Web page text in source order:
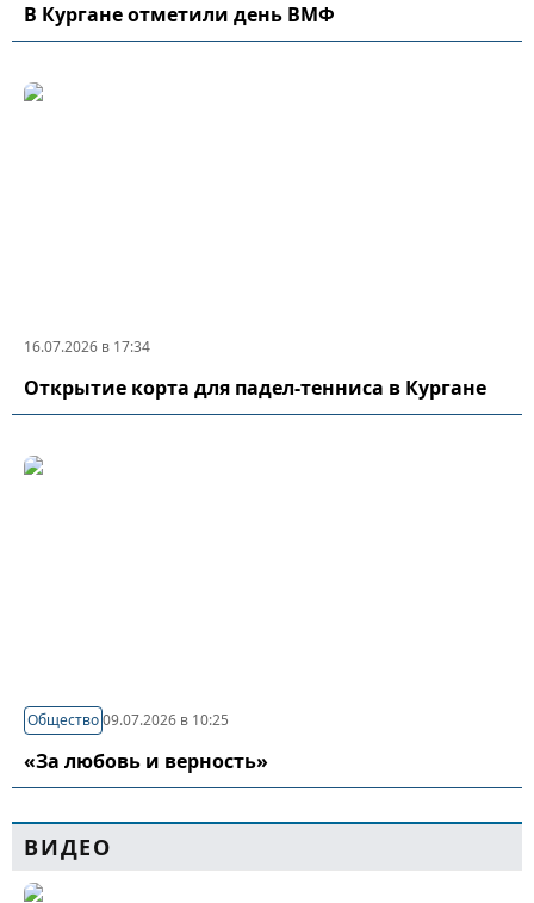
В Кургане отметили день ВМФ
16.07.2026 в 17:34
Открытие корта для падел-тенниса в Кургане
Общество09.07.2026 в 10:25
«За любовь и верность»
ВИДЕО